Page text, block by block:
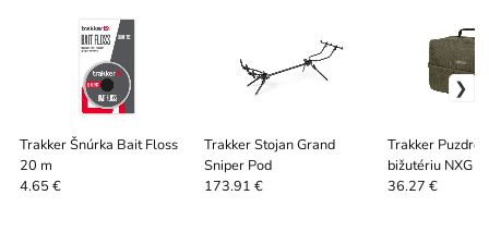
Trakker Šnúrka Bait Floss
20 m
4.65 €
Trakker Stojan Grand
Sniper Pod
173.91 €
Trakker Puzdro
bižutériu NXG
XL
36.27 €